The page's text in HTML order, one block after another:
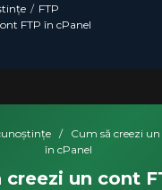
FTP
FTP în cPanel
/
Cum să creezi
în cPanel
creezi un cont